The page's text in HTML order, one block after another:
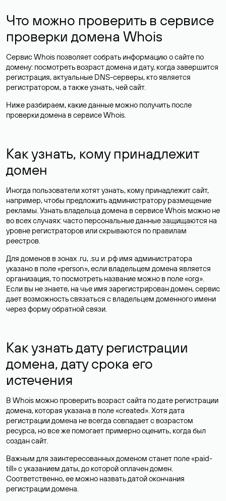
Что можно проверить в сервисе
проверки домена Whois
Сервис Whois позволяет собрать информацию о сайте по
домену: посмотреть возраст домена и дату, когда завершится
регистрация, актуальные DNS-серверы, кто является
регистратором, а также узнать, чей сайт.
Ниже разбираем, какие данные можно получить после
проверки домена в сервисе Whois.
Как узнать, кому принадлежит
домен
Иногда пользователи хотят узнать, кому принадлежит сайт,
например, чтобы предложить администратору размещение
рекламы. Узнать владельца домена в сервисе Whois можно не
во всех случаях: часто персональные данныезащищаются на
уровне регистраторов или скрываются по правилам
реестров.
Для доменов в зонах .ru, .su и .рф имя администратора
указано в поле «person», если владельцем домена является
организация, то посмотреть название можно в поле «org».
Если вы не знаете, на чье имя зарегистрирован домен, сервис
дает возможность связаться с владельцем доменного имени
через форму обратной связи.
Как узнать дату регистрации
домена, дату срока его
истечения
В Whois можно проверить возраст сайта по дате регистрации
домена, которая указана в поле «created». Хотя дата
регистрации домена не всегда совпадает с возрастом
ресурса, но все же помогает примерно оценить, когда был
создан сайт.
Важным для заинтересованных доменом станет поле «paid-
till» с указанием даты, до которой оплачен домен.
Соответственно, ее можно назвать датой окончания
регистрации домена.